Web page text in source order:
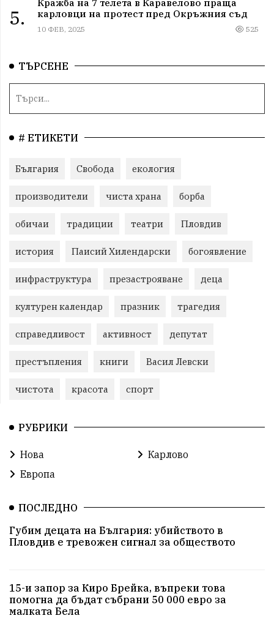
5.
карловци на протест пред Окръжния съд
10 ФЕВ, 2025 525
ТЪРСЕНЕ
# ЕТИКЕТИ
България Свобода екология
производители чиста храна борба
обичаи традиции театри Пловдив
история Паисий Хилендарски богоявление
инфраструктура презастрояване деца
културен календар празник трагедия
справедливост активност депутат
престъпления книги Васил Левски
чистота красота спорт
РУБРИКИ
Нова
Карлово
Европа
ПОСЛЕДНО
Губим децата на България: убийството в
Пловдив е тревожен сигнал за обществото
15-и запор за Киро Брейка, въпреки това
помогна да бъдат събрани 50 000 евро за
малката Бела